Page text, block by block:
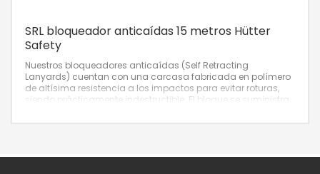
SRL bloqueador anticaídas 15 metros Hütter
Safety
Nuestros bloqueadores anticaídas (Self Retracting
Lanyards) cuentan con una carcasa fabricada en polímero
de altísima resistencia a los impactos para evitar roturas,
siendo prácticamente indestructible. El bloque se suministra